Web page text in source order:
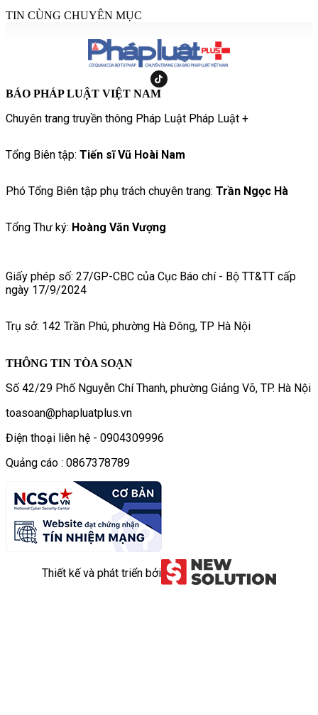
TIN CÙNG CHUYÊN MỤC
BÁO PHÁP LUẬT VIỆT NAM
Chuyên trang truyền thông Pháp Luật Pháp Luật +
Tổng Biên tập: Tiến sĩ Vũ Hoài Nam
Phó Tổng Biên tập phụ trách chuyên trang: Trần Ngọc Hà
Tổng Thư ký: Hoàng Văn Vượng
Giấy phép số: 27/GP-CBC của Cục Báo chí - Bộ TT&TT cấp
ngày 17/9/2024
Trụ sở: 142 Trần Phú, phường Hà Đông, TP Hà Nội
THÔNG TIN TÒA SOẠN
Số 42/29 Phố Nguyễn Chí Thanh, phường Giảng Võ, TP. Hà Nội
toasoan@phapluatplus.vn
Điện thoại liên hệ - 0904309996
Quảng cáo : 0867378789
Thiết kế và phát triển bởi